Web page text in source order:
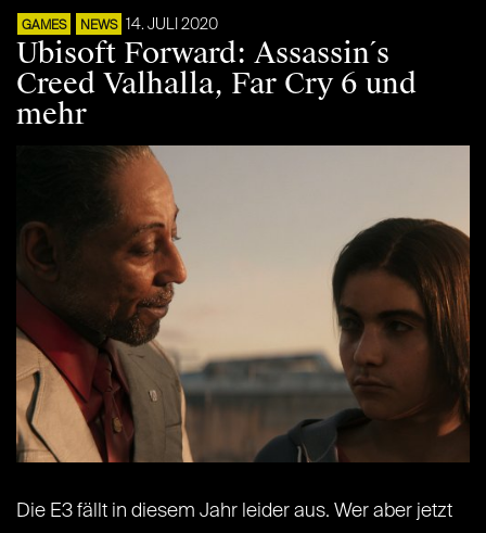
GAMES NEWS 14. JULI 2020
Ubisoft Forward: Assassin´s
Creed Valhalla, Far Cry 6 und
mehr
Die E3 fällt in diesem Jahr leider aus. Wer aber jetzt